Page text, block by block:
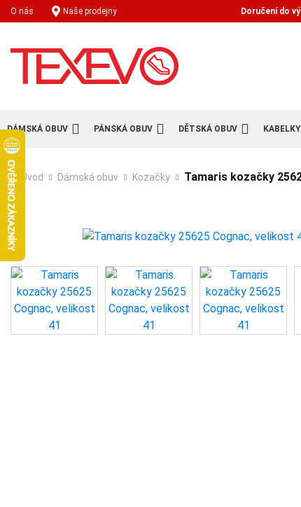
O nás Naše prodejny Doručení do
DÁMSKÁ OBUV PÁNSKÁ OBUV DĚTSKÁ OBUV
Úvod Dámská obuv Kozačky Tamaris kozačky